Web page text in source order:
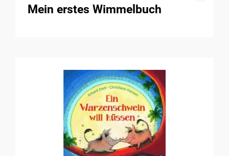
Mein erstes Wimmelbuch